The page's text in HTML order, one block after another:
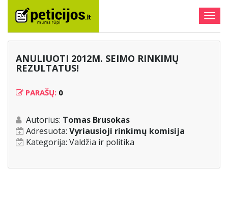
ANULIUOTI 2012M. SEIMO RINKIMŲ
REZULTATUS!
PARAŠŲ: 0
Autorius: Tomas Brusokas
Adresuota: Vyriausioji rinkimų komisija
Kategorija: Valdžia ir politika